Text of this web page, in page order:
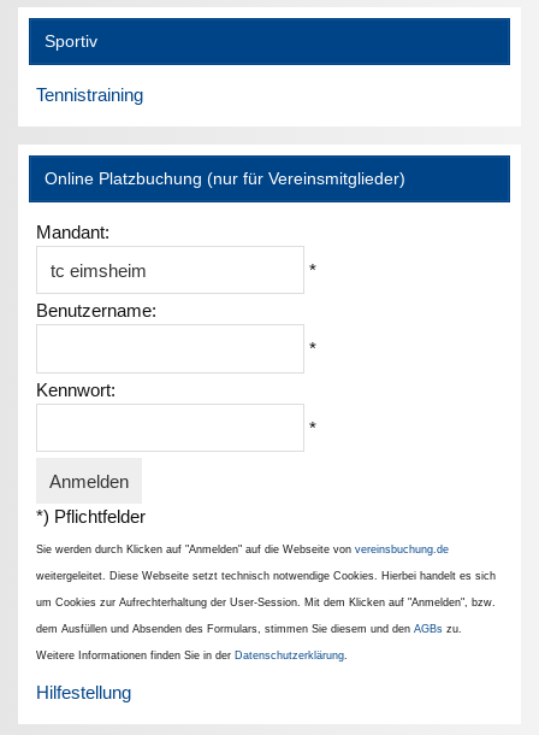
Sportiv
Tennistraining
Online Platzbuchung (nur für Vereinsmitglieder)
Mandant:
*
Benutzername:
*
Kennwort:
*
*) Pflichtfelder
Sie werden durch Klicken auf "Anmelden" auf die Webseite vonvereinsbuchung.de
weitergeleitet. Diese Webseite setzt technisch notwendige Cookies. Hierbei handelt es sich
um Cookies zur Aufrechterhaltung der User-Session. Mit dem Klicken auf "Anmelden", bzw.
dem Ausfüllen und Absenden des Formulars, stimmen Sie diesem und denAGBs zu.
Weitere Informationen finden Sie in der Datenschutzerklärung.
Hilfestellung